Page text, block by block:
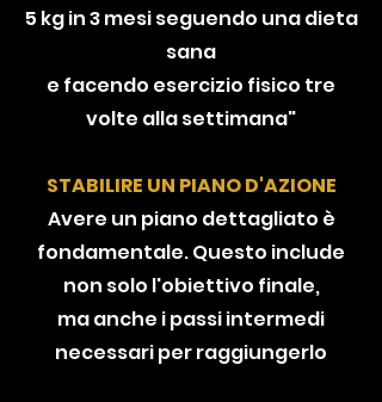
5 kg in 3 mesi seguendo una dieta
sana
e facendo esercizio fisico tre
volte alla settimana"
STABILIRE UN PIANO D'AZIONE
Avere un piano dettagliato è
fondamentale. Questo include
non solo l'obiettivo finale,
ma anche i passi intermedi
necessari per raggiungerlo